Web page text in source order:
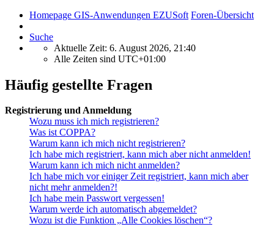
Homepage GIS-Anwendungen EZUSoft Foren-Übersicht
Suche
Aktuelle Zeit: 6. August 2026, 21:40
Alle Zeiten sind UTC+01:00
Häufig gestellte Fragen
Registrierung und Anmeldung
Wozu muss ich mich registrieren?
Was ist COPPA?
Warum kann ich mich nicht registrieren?
Ich habe mich registriert, kann mich aber nicht anmelden!
Warum kann ich mich nicht anmelden?
Ich habe mich vor einiger Zeit registriert, kann mich aber
nicht mehr anmelden?!
Ich habe mein Passwort vergessen!
Warum werde ich automatisch abgemeldet?
Wozu ist die Funktion „Alle Cookies löschen“?